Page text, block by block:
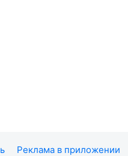
Реклама в приложении